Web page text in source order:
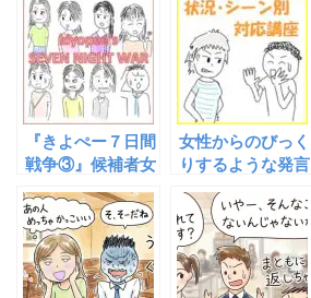
ら
具体例集』が完成
しました！
『きよぺー７日間
戦争③』候補者女
みに誘っていきま
す
女性からのびっく
りするような発言
応